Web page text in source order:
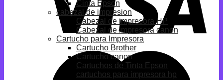
Cinta Epson
cabezal de impresion
Cabezal de impresora HP
Cabezal de impresora canon
Cartucho para Impresora
Cartucho Brother
Cartucho canon
Cartuchos de Tinta Epson
cartuchos para impresora hp